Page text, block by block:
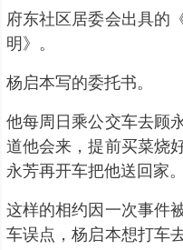
府东社区居委会出具的
明》。
杨启本写的委托书。
他每周日乘公交车去顾
道他会来，提前买菜烧
永芳再开车把他送回家。
这样的相约因一次事件
车误点，杨启本想打车